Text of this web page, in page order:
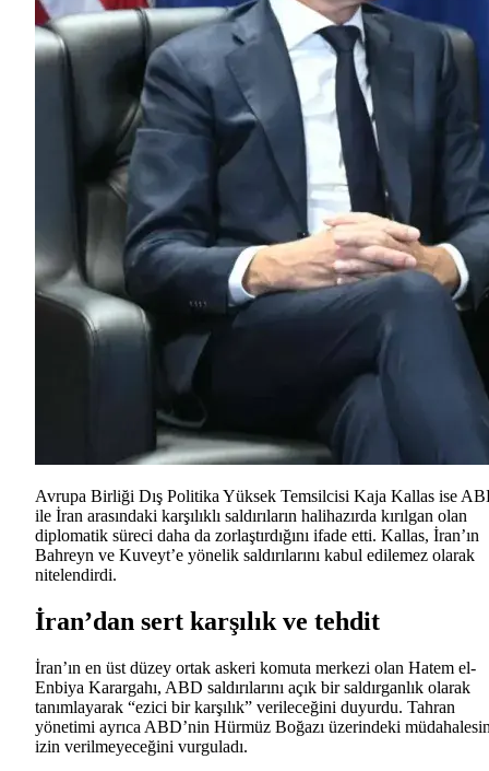
Avrupa Birliği Dış Politika Yüksek Temsilcisi Kaja Kallas ise
ile İran arasındaki karşılıklı saldırıların halihazırda kırılgan olan
diplomatik süreci daha da zorlaştırdığını ifade etti. Kallas, İran’ın
Bahreyn ve Kuveyt’e yönelik saldırılarını kabul edilemez olarak
nitelendirdi.
İran’dan sert karşılık ve tehdit
İran’ın en üst düzey ortak askeri komuta merkezi olan Hatem el-
Enbiya Karargahı, ABD saldırılarını açık bir saldırganlık olarak
tanımlayarak “ezici bir karşılık” verileceğini duyurdu. Tahran
yönetimi ayrıca ABD’nin Hürmüz Boğazı üzerindeki
izin verilmeyeceğini vurguladı.